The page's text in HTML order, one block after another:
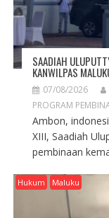
SAADIAH
KANWILPAS
07/08/2026
PROGRAM
Ambon,
XIII, Saadiah
pembinaan
Hukum Maluku